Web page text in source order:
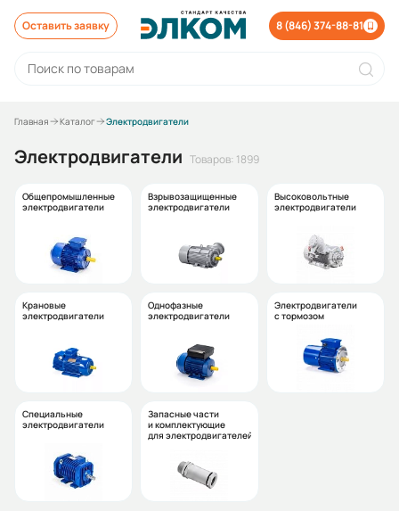
Оставить заявку 8 (846) 374-88-81
Главная Каталог Электродвигатели
Электродвигатели Товаров: 1899
Общепромышленные
электродвигатели
Взрывозащищенные
электродвигатели
Высоковольтные
электродвигатели
Крановые
электродвигатели
Однофазные
электродвигатели
Электродвигатели
с тормозом
Специальные
электродвигатели
Запасные части
и комплектующие
для электродвигателей